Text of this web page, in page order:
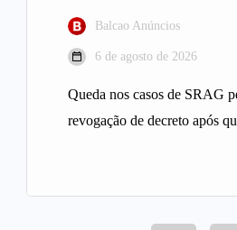
Balcao Anúncios
6 de agosto de 2026
Queda nos casos de SRAG
revogação de decreto após